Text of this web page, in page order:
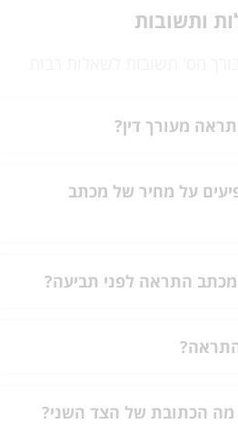
ותשובות
מעורך דין?
על מחיר של מכתב
התראה לפני תביעה?
מה הכתובת של הצד השני?